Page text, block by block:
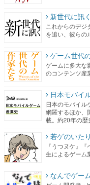
新世代に訊く
これからのデ
を追い、彼らの
ゲーム世代
ゲームに多大な
のコンテンツ産
日本モバイ
日本のモバイル
網羅するほか、
載。約20年の歴
若ゲのいた
『うつヌケ』
生によるゲーム
なんでゲー